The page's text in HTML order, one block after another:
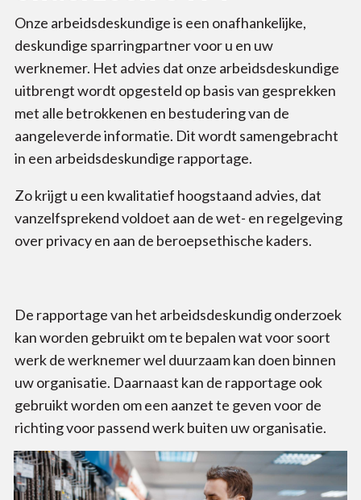
Onze arbeidsdeskundige is een onafhankelijke,
deskundige sparringpartner voor u en uw
werknemer. Het advies dat onze arbeidsdeskundige
uitbrengt wordt opgesteld op basis van gesprekken
met alle betrokkenen en bestudering van de
aangeleverde informatie. Dit wordt samengebracht
in een arbeidsdeskundige rapportage.
Zo krijgt u een kwalitatief hoogstaand advies, dat
vanzelfsprekend voldoet aan de wet- en regelgeving
over privacy en aan de beroepsethische kaders.
De rapportage van het arbeidsdeskundig onderzoek
kan worden gebruikt om te bepalen wat voor soort
werk de werknemer wel duurzaam kan doen binnen
uw organisatie. Daarnaast kan de rapportage ook
gebruikt worden om een aanzet te geven voor de
richting voor passend werk buiten uw organisatie.